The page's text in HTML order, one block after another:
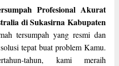
Profesional Akurat
di Sukasirna Kabupaten
tersumpah yang resmi dan
tepat buat problem Kamu.
tahun, kami meraih